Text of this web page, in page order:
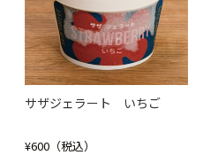
サザジェラート いちご
¥600（税込）